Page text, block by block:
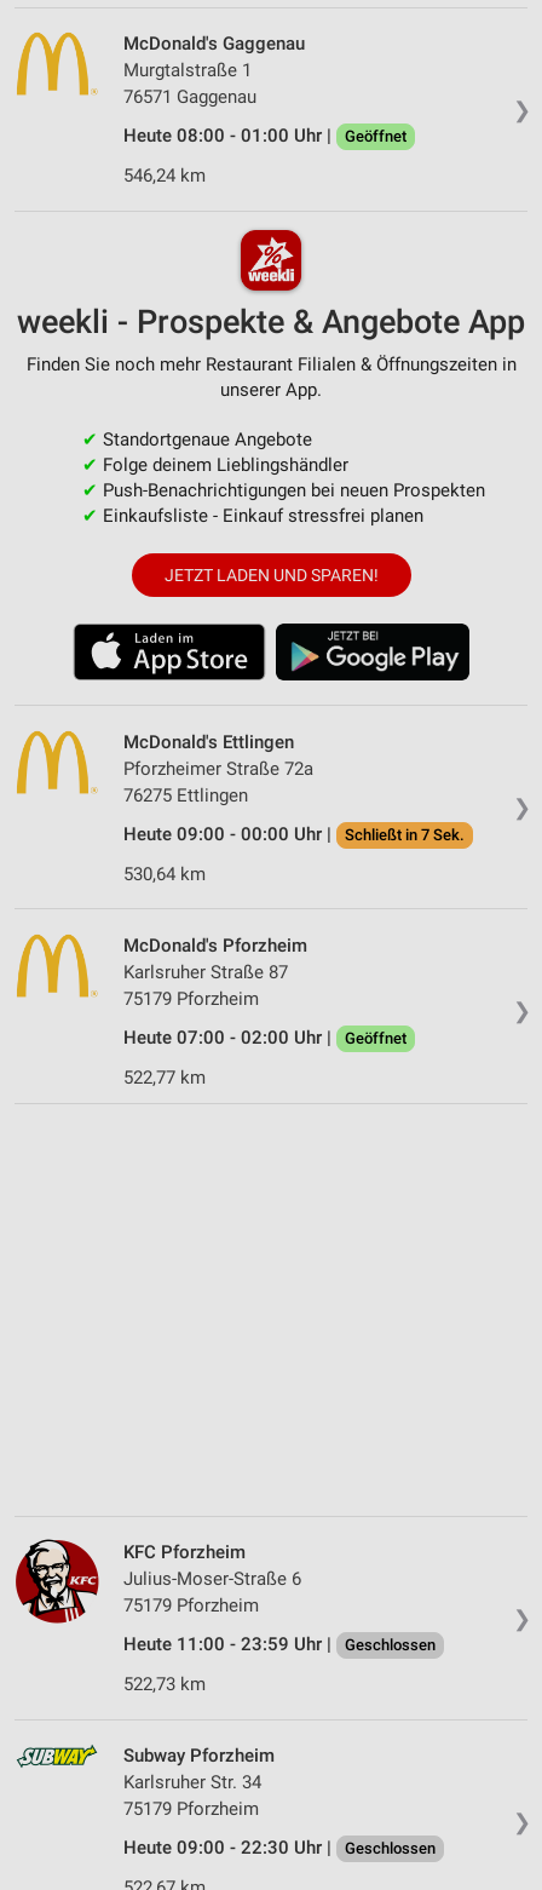
❯
McDonald's Gaggenau
Murgtalstraße 1
76571 Gaggenau
Heute 08:00 - 01:00 Uhr |
Geöffnet
546,24 km
weekli - Prospekte & Angebote App
Finden Sie noch mehr Restaurant Filialen & Öffnungszeiten in
unserer App.
✔ Standortgenaue Angebote
✔ Folge deinem Lieblingshändler
✔ Push-Benachrichtigungen bei neuen Prospekten
✔ Einkaufsliste - Einkauf stressfrei planen
JETZT LADEN UND SPAREN!
❯
McDonald's Ettlingen
Pforzheimer Straße 72a
76275 Ettlingen
Heute 09:00 - 00:00 Uhr |
Schließt in 7 Sek.
530,64 km
❯
McDonald's Pforzheim
Karlsruher Straße 87
75179 Pforzheim
Heute 07:00 - 02:00 Uhr |
Geöffnet
522,77 km
❯
KFC Pforzheim
Julius-Moser-Straße 6
75179 Pforzheim
Heute 11:00 - 23:59 Uhr |
Geschlossen
522,73 km
❯
Subway Pforzheim
Karlsruher Str. 34
75179 Pforzheim
Heute 09:00 - 22:30 Uhr |
Geschlossen